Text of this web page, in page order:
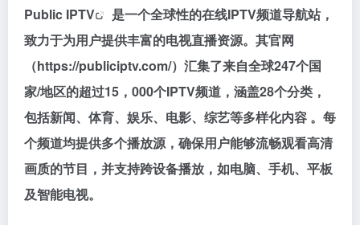
Public IPTV
是一个全球性的在线IPTV频道导航站，
致力于为用户提供丰富的电视直播资源。其官网
（https://publiciptv.com/）汇集了来自全球247个国
家/地区的超过15，000个IPTV频道，涵盖28个分类，
包括新闻、体育、娱乐、电影、综艺等多样化内容 。每
个频道均提供多个播放源，确保用户能够流畅观看高清
画质的节目，并支持跨设备播放，如电脑、手机、平板
及智能电视。